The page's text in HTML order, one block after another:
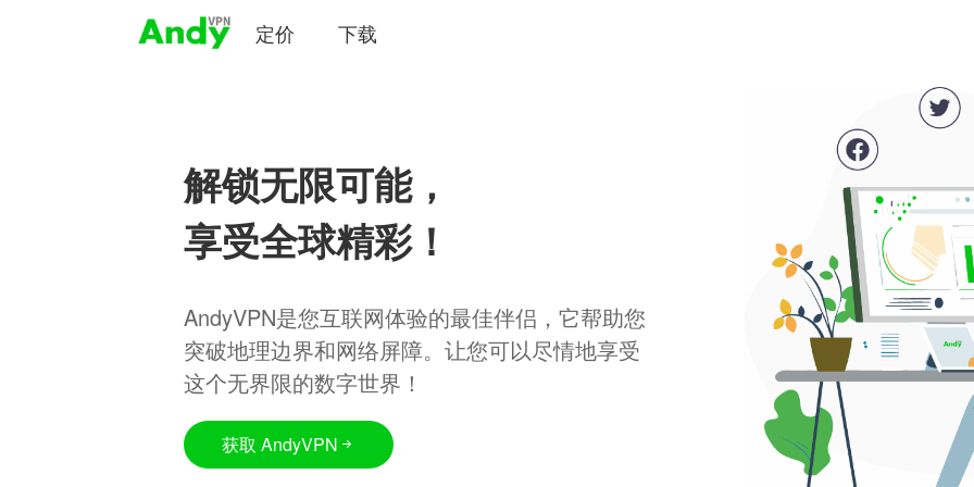
定价 下载
解锁无限可能，
享受全球精彩！
AndyVPN是您互联网体验的最佳伴侣，它帮助您
突破地理边界和网络屏障。让您可以尽情地享受
这个无界限的数字世界！
获取 AndyVPN